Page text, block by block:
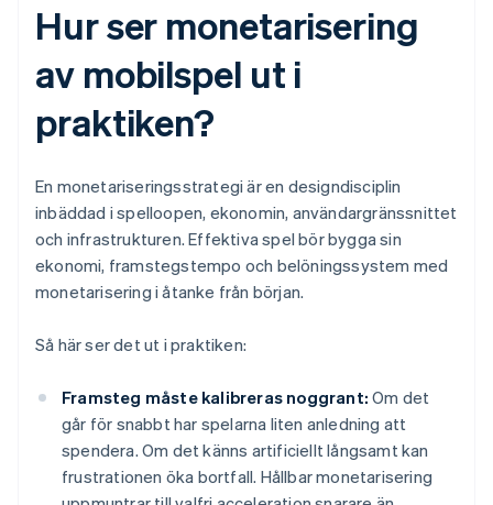
Hur ser monetarisering
av mobilspel ut i
praktiken?
En monetariseringsstrategi är en designdisciplin
inbäddad i spelloopen, ekonomin, användargränssnittet
och infrastrukturen. Effektiva spel bör bygga sin
ekonomi, framstegstempo och belöningssystem med
monetarisering i åtanke från början.
Så här ser det ut i praktiken:
Framsteg måste kalibreras noggrant: Om det
går för snabbt har spelarna liten anledning att
spendera. Om det känns artificiellt långsamt kan
frustrationen öka bortfall. Hållbar monetarisering